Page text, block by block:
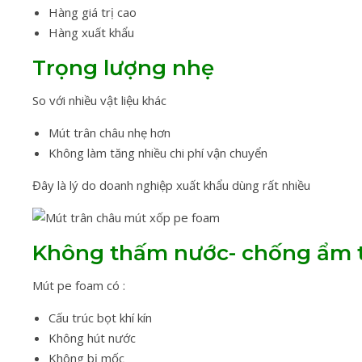
Hàng giá trị cao
Hàng xuất khẩu
Trọng lượng nhẹ
So với nhiều vật liệu khác
Mút trân châu nhẹ hơn
Không làm tăng nhiều chi phí vận chuyển
Đây là lý do doanh nghiệp xuất khẩu dùng rất nhiều
Không thấm nước- chống ẩm
Mút pe foam có :
Cấu trúc bọt khí kín
Không hút nước
Không bị mốc